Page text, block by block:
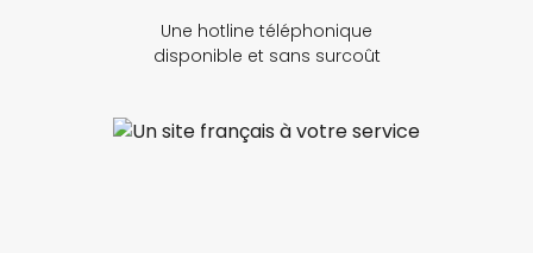
Une hotline téléphonique
disponible et sans surcoût